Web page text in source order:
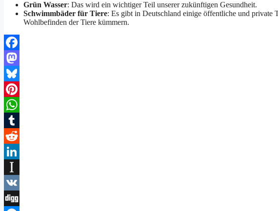
Grün Wasser: Das wird ein wichtiger Teil unserer zukünftigen Gesundheit.
Schwimmbäder für Tiere: Es gibt in Deutschland einige öffentliche und private
Wohlbefinden der Tiere kümmern.
Facebook
Mastodon
Bluesky
Pinterest
WhatsApp
Tumblr
Reddit
Instapaper
VK